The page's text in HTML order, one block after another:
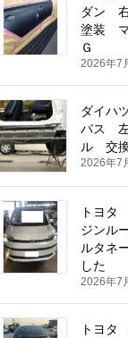
ダン
塗装
Ｇ
2026年7
ダイハ
バス 左
ル 交
2026年7
トヨ
ジンル
ルタネ
した
2026年7
トヨタ